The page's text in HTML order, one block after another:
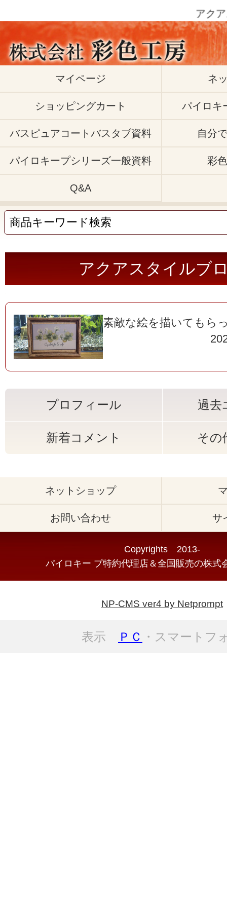
アク
マイページ ネ
ショッピングカート パイロキ
バスピュアコートバスタブ資料 自分
パイロキープシリーズ一般資料 彩
Q&A
アクアスタイルブ
素敵な絵を描いてもら
プロフィール 過去
新着コメント その
ネットショップ
お問い合わせ サ
Copyrights 2013-
パイロキー プ特約代理店＆全国販売の株式
NP-CMS ver4 by Netprompt
表示 ＰＣ ・スマートフ